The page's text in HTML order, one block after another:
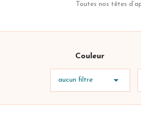
Toutes nos têtes
Couleur
aucun filtre 